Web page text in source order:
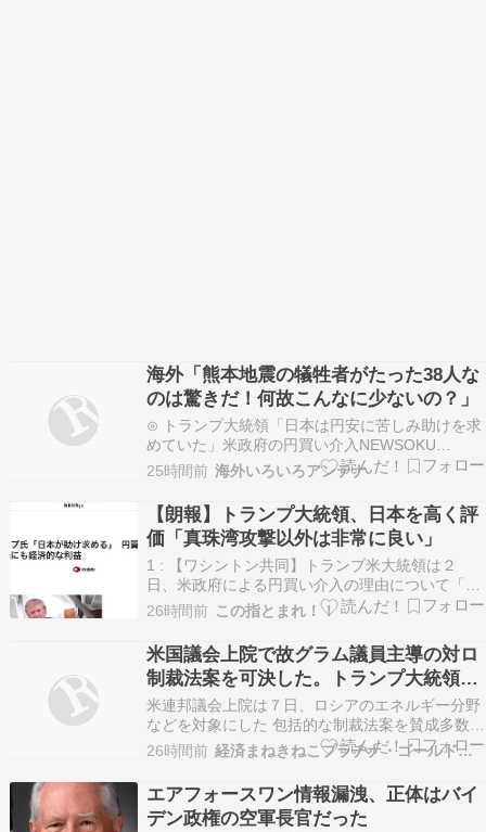
海外「熊本地震の犠牲者がたった38人な
のは驚きだ！何故こんなに少ないの？」
⊙ トランプ大統領「日本は円安に苦しみ助けを求
めていた」米政府の円買い介入NEWSOKU
BLOG（ニュー速ブログ）⊙ 外国人「また日本で
津波！？日本人は友達だ。心配でしょうがない
よ・・・」かいにちニュース 【海外の反応】⊙
中国人「日本で、きれいさに言葉を失うほど衝撃
を受けた点…
25時間前 海外いろいろアンテナ
【朗報】トランプ大統領、日本を高く評
価「真珠湾攻撃以外は非常に良い」
1 : 【ワシントン共同】トランプ米大統領は２
日、米政府による円買い介入の理由について「日
本は円安が進み、少し助けを求めていた」と大統
領専用機内で記者団に語った。米国は介入により
「経済的な利益を得る」とも説明した。 トランプ
氏は「私たちは日本と良好な関係にある。常に日
本を支えて…
26時間前 この指とまれ！！
米国議会上院で故グラム議員主導の対ロ
制裁法案を可決した。トランプ大統領に
新たな関税権限を与えた。
米連邦議会上院は７日、ロシアのエネルギー分野
などを対象にした 包括的な制​裁法案を賛成多数で
可決した。 同法案は７月に死去した共和党の リ
ンゼー・グラ‌ム上院議員が主導した。 来月にも下
院で審議が開始される可能性がある。 上院が「２
０２６年リンゼー・グラム対ロシア・イラン制裁
法…
26時間前 経済まねきねこプラチナ・ゴールド情報
エアフォースワン情報漏洩、正体はバイ
デン政権の空軍長官だった